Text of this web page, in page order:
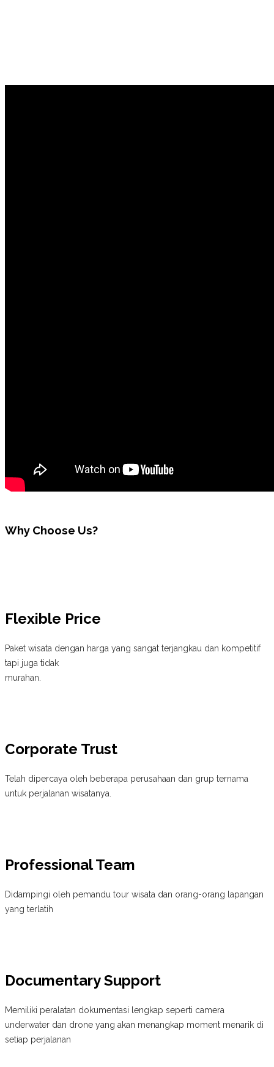
Why Choose Us?
Flexible Price
Paket wisata dengan harga yang sangat terjangkau dan kompetitif
tapi juga tidak
murahan.
Corporate Trust
Telah dipercaya oleh beberapa perusahaan dan grup ternama
untuk perjalanan wisatanya.
Professional Team
Didampingi oleh pemandu tour wisata dan orang-orang lapangan
yang terlatih
Documentary Support
Memiliki peralatan dokumentasi lengkap seperti camera
underwater dan drone yang akan menangkap moment menarik di
setiap perjalanan